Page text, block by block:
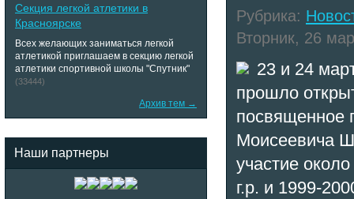
Секция легкой атлетики в
Красноярске
Всех желающих заниматься легкой
атлетикой приглашаем в секцию легкой
атлетики спортивной школы "Спутник"
(33444)
Архив тем →
Наши партнеры
Рубрика:
Вторник, 26
23 и 24
прошло
посвященное
Моисеевича
участие
г.р. и 1999-